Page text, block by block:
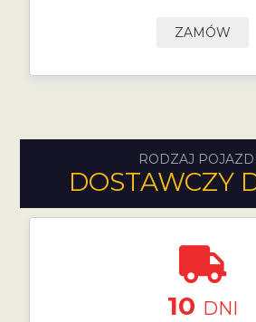
ZAMÓW
RODZAJ
DOSTAWCZY
10 DNI